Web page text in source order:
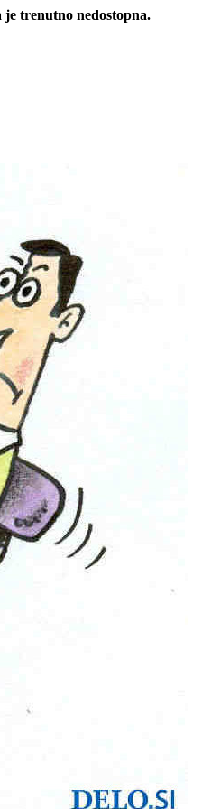
trenutno nedostopna.